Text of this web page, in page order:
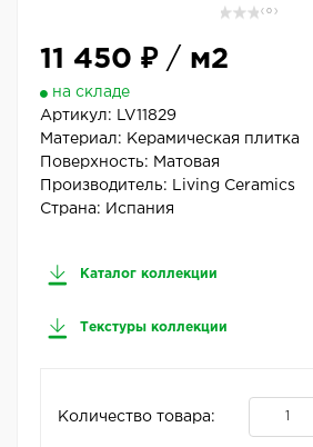
( 0 )
11 450 ₽/ м2
на складе
Артикул:
LV11829
Материал: Керамическая плитка
Поверхность: Матовая
Производитель:
Living Ceramics
Страна: Испания
Каталог коллекции
Текстуры коллекции
Количество товара: